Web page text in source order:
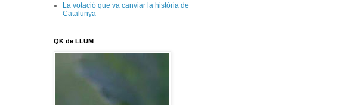
La votació que va canviar la història de
Catalunya
QK de LLUM